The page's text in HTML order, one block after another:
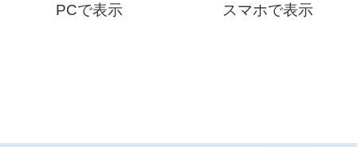
PCで表示 スマホで表示